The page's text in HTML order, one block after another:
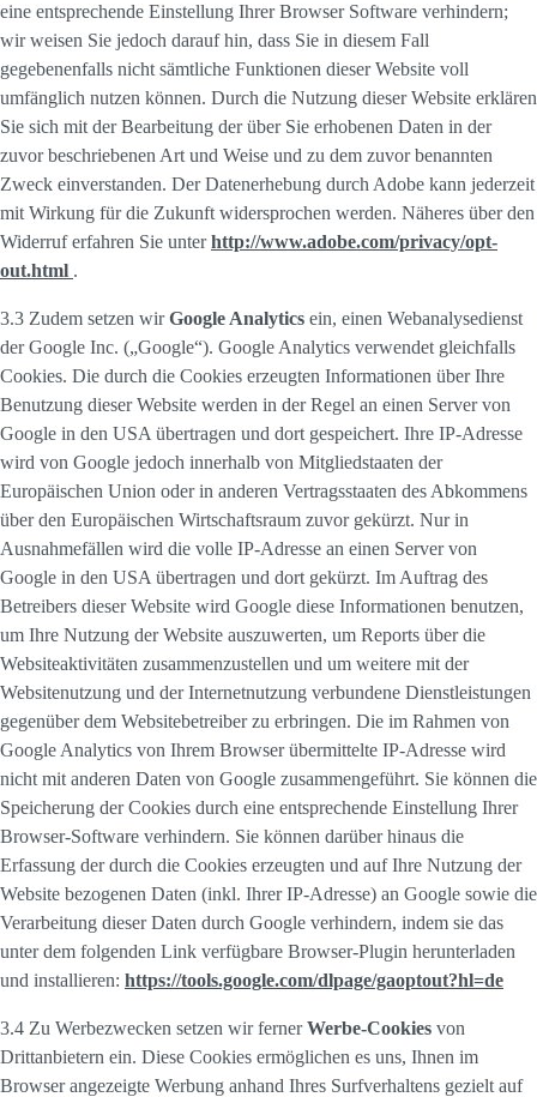
eine entsprechende Einstellung Ihrer Browser Software verhindern;
wir weisen Sie jedoch darauf hin, dass Sie in diesem Fall
gegebenenfalls nicht sämtliche Funktionen dieser Website voll
umfänglich nutzen können. Durch die Nutzung dieser Website erklären
Sie sich mit der Bearbeitung der über Sie erhobenen Daten in der
zuvor beschriebenen Art und Weise und zu dem zuvor benannten
Zweck einverstanden. Der Datenerhebung durch Adobe kann jederzeit
mit Wirkung für die Zukunft widersprochen werden. Näheres über den
Widerruf erfahren Sie unterhttp://www.adobe.com/privacy/opt-
out.html .
3.3 Zudem setzen wirGoogle Analytics ein, einen Webanalysedienst
der Google Inc. („Google“). Google Analytics verwendet gleichfalls
Cookies. Die durch die Cookies erzeugten Informationen über Ihre
Benutzung dieser Website werden in der Regel an einen Server von
Google in den USA übertragen und dort gespeichert. Ihre IP-Adresse
wird von Google jedoch innerhalb von Mitgliedstaaten der
Europäischen Union oder in anderen Vertragsstaaten des Abkommens
über den Europäischen Wirtschaftsraum zuvor gekürzt. Nur in
Ausnahmefällen wird die volle IP-Adresse an einen Server von
Google in den USA übertragen und dort gekürzt. Im Auftrag des
Betreibers dieser Website wird Google diese Informationen benutzen,
um Ihre Nutzung der Website auszuwerten, um Reports über die
Websiteaktivitäten zusammenzustellen und um weitere mit der
Websitenutzung und der Internetnutzung verbundene Dienstleistungen
gegenüber dem Websitebetreiber zu erbringen. Die im Rahmen von
Google Analytics von Ihrem Browser übermittelte IP-Adresse wird
nicht mit anderen Daten von Google zusammengeführt. Sie können die
Speicherung der Cookies durch eine entsprechende Einstellung Ihrer
Browser-Software verhindern. Sie können darüber hinaus die
Erfassung der durch die Cookies erzeugten und auf Ihre Nutzung der
Website bezogenen Daten (inkl. Ihrer IP-Adresse) an Google sowie die
Verarbeitung dieser Daten durch Google verhindern, indem sie das
unter dem folgenden Link verfügbare Browser-Plugin herunterladen
und installieren: https://tools.google.com/dlpage/gaoptout?hl=de
3.4 Zu Werbezwecken setzen wir fernerWerbe-Cookies von
Drittanbietern ein. Diese Cookies ermöglichen es uns, Ihnen im
Browser angezeigte Werbung anhand Ihres Surfverhaltens gezielt auf